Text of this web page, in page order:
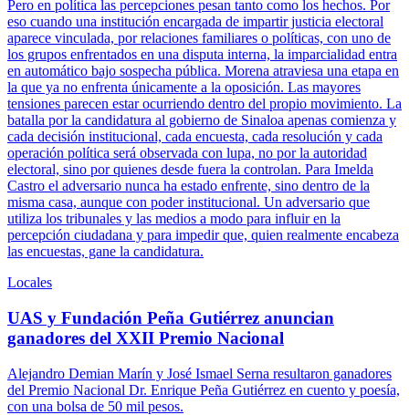
Pero en política las percepciones pesan tanto como los hechos. Por
eso cuando una institución encargada de impartir justicia electoral
aparece vinculada, por relaciones familiares o políticas, con uno de
los grupos enfrentados en una disputa interna, la imparcialidad entra
en automático bajo sospecha pública. Morena atraviesa una etapa en
la que ya no enfrenta únicamente a la oposición. Las mayores
tensiones parecen estar ocurriendo dentro del propio movimiento. La
batalla por la candidatura al gobierno de Sinaloa apenas comienza y
cada decisión institucional, cada encuesta, cada resolución y cada
operación política será observada con lupa, no por la autoridad
electoral, sino por quienes desde fuera la controlan. Para Imelda
Castro el adversario nunca ha estado enfrente, sino dentro de la
misma casa, aunque con poder institucional. Un adversario que
utiliza los tribunales y las medios a modo para influir en la
percepción ciudadana y para impedir que, quien realmente encabeza
las encuestas, gane la candidatura.
Locales
UAS y Fundación Peña Gutiérrez anuncian
ganadores del XXII Premio Nacional
Alejandro Demian Marín y José Ismael Serna resultaron ganadores
del Premio Nacional Dr. Enrique Peña Gutiérrez en cuento y poesía,
con una bolsa de 50 mil pesos.